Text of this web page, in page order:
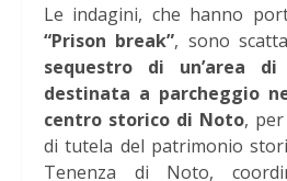
Le indagini, che hanno
“Prison break”, sono
sequestro di un’area
destinata a parcheggio
centro storico di Noto,
di tutela del patrimonio
Tenenza di Noto,